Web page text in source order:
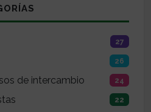
27
26
de intercambio 24
22